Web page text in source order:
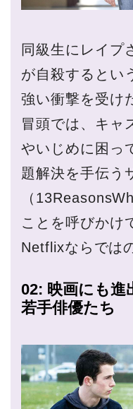
同級生にレイプ
が自殺するとい
強い衝撃を受け
冒頭では、キャ
やいじめに困っ
題解決を手伝う
（
ことを呼びかけ
Netflixならでは
02: 映画にも進
若手俳優たち